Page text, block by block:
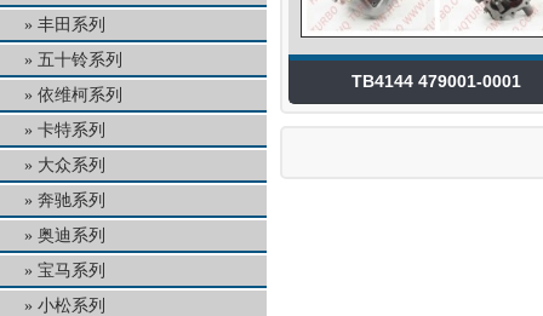
丰田系列
五十铃系列
依维柯系列
卡特系列
大众系列
奔驰系列
奥迪系列
宝马系列
小松系列
TB4144 479001-0001